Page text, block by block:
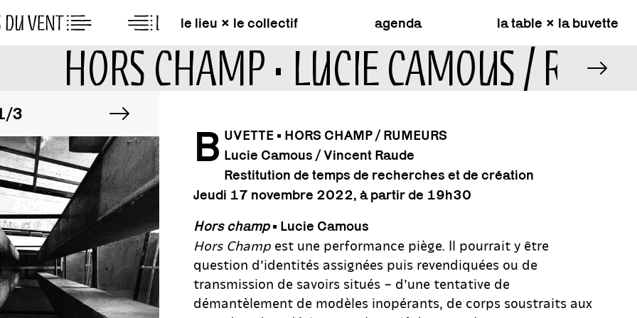
le lieu × le collectif agenda la table × la buvette
HORS CHAMP • LUCIE CAMOUS /
B UVETTE • HORS CHAMP / RUMEURS
Lucie Camous / Vincent Raude
Restitution de temps de recherches et de création
Jeudi 17 novembre 2022, à partir de 19h30
Hors champ• Lucie Camous
Hors Champ est une performance piège. Il pourrait y être
question d’identités assignées puis revendiquées ou de
transmission de savoirs situés – d’une tentative de
démantèlement de modèles inopérants, de corps soustraits aux
IMAGE
1/3